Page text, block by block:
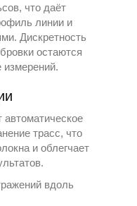
что даёт
линии и
Дискретность
остаются
измерений.
трасс, что
и облегчает
вдоль